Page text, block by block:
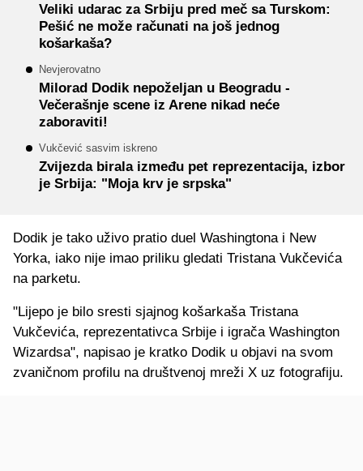
Veliki udarac za Srbiju pred meč sa Turskom:
Pešić ne može računati na još jednog
košarkaša?
Nevjerovatno
Milorad Dodik nepoželjan u Beogradu -
Večerašnje scene iz Arene nikad neće
zaboraviti!
Vukčević sasvim iskreno
Zvijezda birala između pet reprezentacija, izbor
je Srbija: "Moja krv je srpska"
Dodik je tako uživo pratio duel Washingtona i New
Yorka, iako nije imao priliku gledati Tristana Vukčevića
na parketu.
"Lijepo je bilo sresti sjajnog košarkaša Tristana
Vukčevića, reprezentativca Srbije i igrača Washington
Wizardsa", napisao je kratko Dodik u objavi na svom
zvaničnom profilu na društvenoj mreži X uz fotografiju.